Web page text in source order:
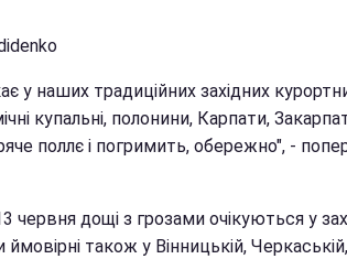
у наших традиційних західних
купальні, полонини, Карпати,
поллє і погримить, обережно", -
червня дощі з грозами очікуються у
ймовірні також у Вінницькій, Черкаській,